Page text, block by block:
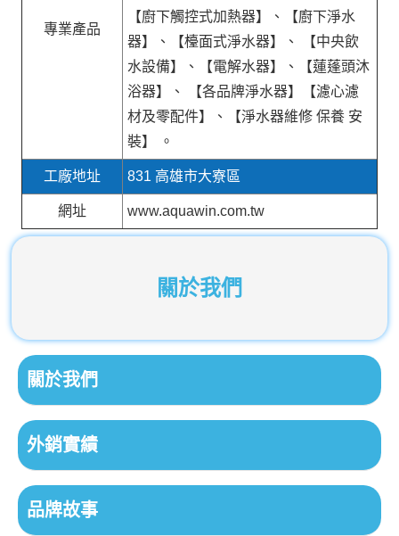
關於我們
關於我們
外銷實績
品牌故事
專業產品
【廚下觸控式加熱器】、【廚下淨水
器】、【檯面式淨水器】、 【中央飲
水設備】、【電解水器】、【蓮蓬頭沐
浴器】、 【各品牌淨水器】【濾心濾
材及零配件】、【淨水器維修 保養 安
裝】 。
工廠地址 831 高雄市大寮區
網址 www.aquawin.com.tw